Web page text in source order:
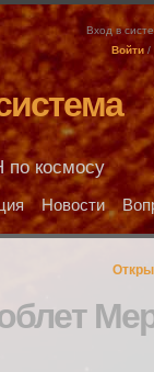
Вход в
Войти /
по космосу
Новости